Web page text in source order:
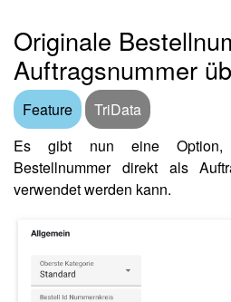
Originale
Auftragsnummer
Feature
TriData
Es gibt nun eine Option,
Bestellnummer direkt als
verwendet werden kann.